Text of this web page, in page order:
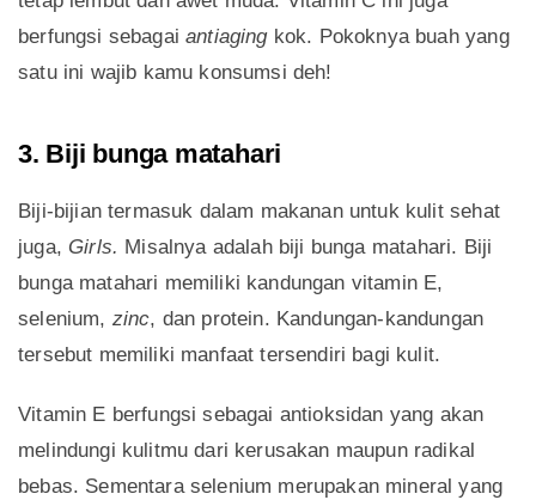
berfungsi sebagaiantiagingkok. Pokoknya buah yang
satu ini wajib kamu konsumsi deh!
3. Biji bunga matahari
Biji-bijian termasuk dalam makanan untuk kulit sehat
juga, Girls. Misalnya adalah biji bunga matahari. Biji
bunga matahari memiliki kandungan vitamin E,
selenium, zinc, dan protein. Kandungan-kandungan
tersebut memiliki manfaat tersendiri bagi kulit.
Vitamin E berfungsi sebagai antioksidan yang akan
melindungi kulitmu dari kerusakan maupun radikal
bebas. Sementara selenium merupakan mineral yang